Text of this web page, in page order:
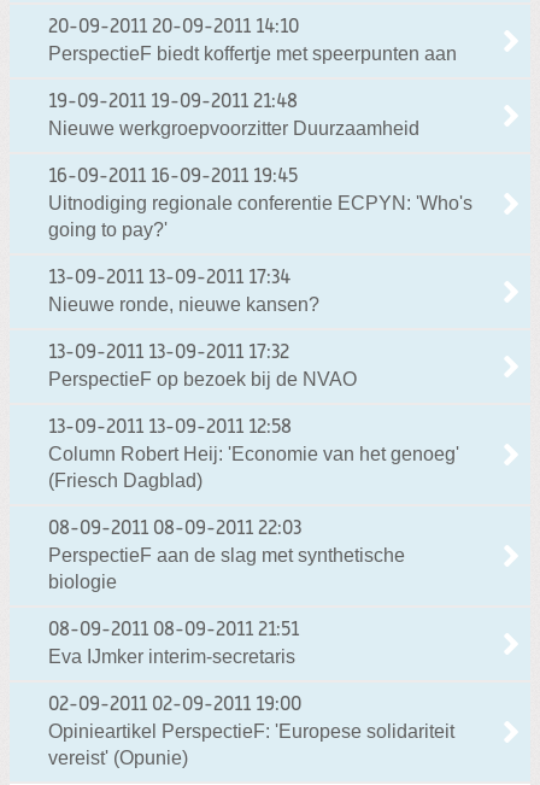
20-09-2011 20-09-2011 14:10
PerspectieF biedt koffertje met speerpunten aan
19-09-2011 19-09-2011 21:48
Nieuwe werkgroepvoorzitter Duurzaamheid
16-09-2011 16-09-2011 19:45
Uitnodiging regionale conferentie ECPYN: 'Who's
going to pay?'
13-09-2011 13-09-2011 17:34
Nieuwe ronde, nieuwe kansen?
13-09-2011 13-09-2011 17:32
PerspectieF op bezoek bij de NVAO
13-09-2011 13-09-2011 12:58
Column Robert Heij: 'Economie van het genoeg'
(Friesch Dagblad)
08-09-2011 08-09-2011 22:03
PerspectieF aan de slag met synthetische
biologie
08-09-2011 08-09-2011 21:51
Eva IJmker interim-secretaris
02-09-2011 02-09-2011 19:00
Opinieartikel PerspectieF: 'Europese solidariteit
vereist' (Opunie)